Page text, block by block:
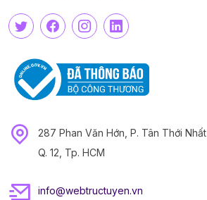
287 Phan Văn Hớn, P. Tân Thới Nhất
Q. 12, Tp. HCM
info@webtructuyen.vn